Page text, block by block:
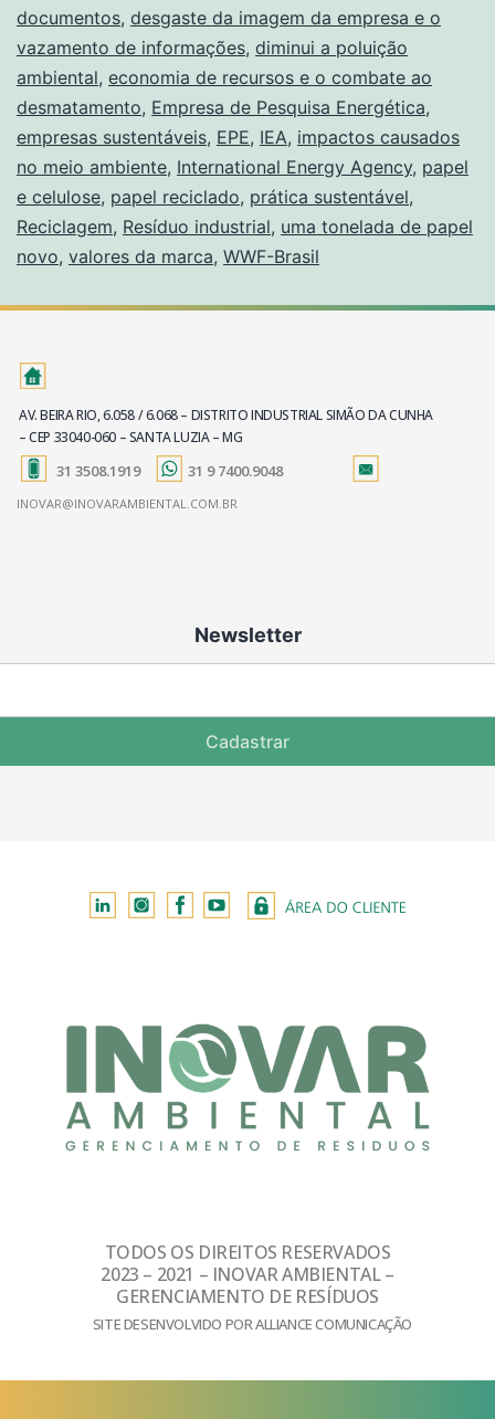
documentos, desgaste da imagem da empresa e o
vazamento de informações, diminui a poluição
ambiental, economia de recursos e o combate ao
desmatamento, Empresa de Pesquisa Energética,
empresas sustentáveis, EPE, IEA, impactos causados
no meio ambiente, International Energy Agency, papel
e celulose, papel reciclado, prática sustentável,
Reciclagem, Resíduo industrial, uma tonelada de papel
novo, valores da marca, WWF-Brasil
AV. BEIRA RIO, 6.058 / 6.068 – DISTRITO INDUSTRIAL SIMÃO DA CUNHA
– CEP 33040-060 – SANTA LUZIA – MG
31 3508.1919 31 9 7400.9048
INOVAR@INOVARAMBIENTAL.COM.BR
Newsletter
Cadastrar
TODOS OS DIREITOS RESERVADOS
2023 – 2021 – INOVAR AMBIENTAL –
GERENCIAMENTO DE RESÍDUOS
SITE DESENVOLVIDO POR ALLIANCE COMUNICAÇÃO